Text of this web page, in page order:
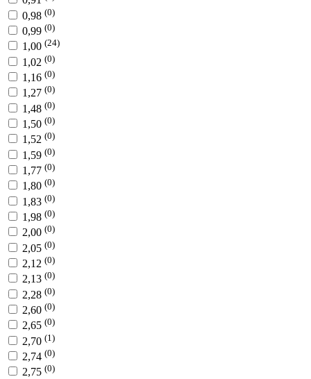
0,98 (0)
0,99 (0)
1,00 (24)
1,02 (0)
1,16 (0)
1,27 (0)
1,48 (0)
1,50 (0)
1,52 (0)
1,59 (0)
1,77 (0)
1,80 (0)
1,83 (0)
1,98 (0)
2,00 (0)
2,05 (0)
2,12 (0)
2,13 (0)
2,28 (0)
2,60 (0)
2,65 (0)
2,70 (1)
2,74 (0)
2,75 (0)